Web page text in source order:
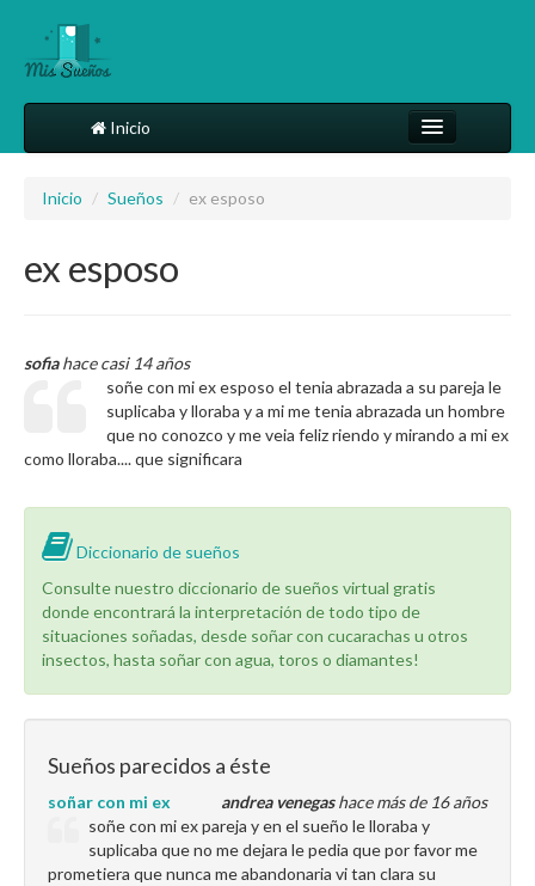
Inicio
Más
Inicio / Sueños / ex esposo
ex esposo
sofiahace casi 14 años
soñe con mi ex esposo el tenia abrazada a su pareja le
suplicaba y lloraba y a mi me tenia abrazada un hombre
que no conozco y me veia feliz riendo y mirando a mi ex
como lloraba.... que significara
Diccionario de sueños
Consulte nuestro diccionario de sueños virtual gratis
donde encontrará la interpretación de todo tipo de
situaciones soñadas, desde soñar con cucarachas u otros
insectos, hasta soñar con agua, toros o diamantes!
Sueños parecidos a éste
andrea venegashace más de 16 años
soñar con mi ex
soñe con mi ex pareja y en el sueño le lloraba y
suplicaba que no me dejara le pedia que por favor me
prometiera que nunca me abandonaria vi tan clara su